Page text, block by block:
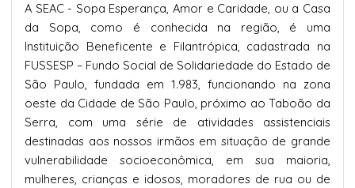
A SEAC - Sopa Esperança, Amor e Caridade, ou a Casa
da Sopa, como é conhecida na região, é uma
Instituição Beneficente e Filantrópica, cadastrada na
FUSSESP – Fundo Social de Solidariedade do Estado de
São Paulo, fundada em 1.983, funcionando na zona
oeste da Cidade de São Paulo, próximo ao Taboão da
Serra, com uma série de atividades assistenciais
destinadas aos nossos irmãos em situação de grande
vulnerabilidade socioeconômica, em sua maioria,
mulheres, crianças e idosos, moradores de rua ou de